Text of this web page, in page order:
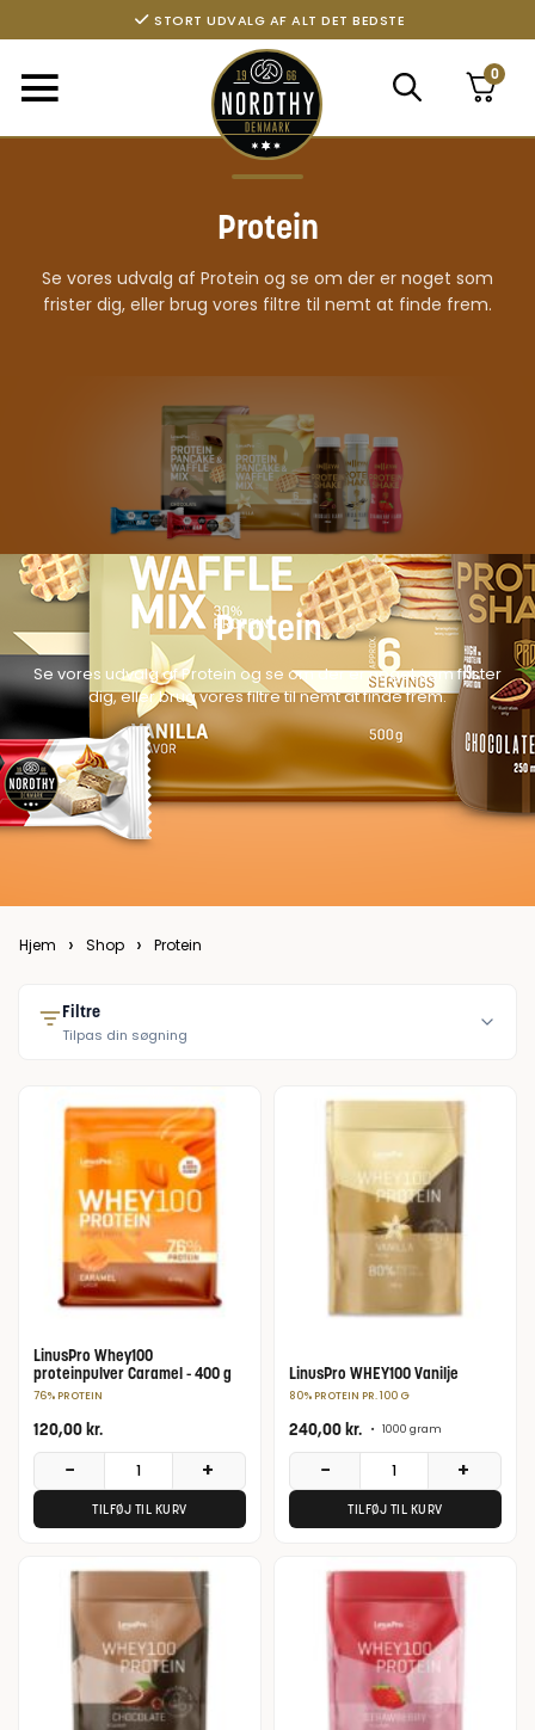
STORT UDVALG AF ALT DET BEDSTE
0
Protein
Se vores udvalg af Protein og se om der er noget som
frister dig, eller brug vores filtre til nemt at finde frem.
Protein
Se vores udvalg af Protein og se om der er noget som frister
dig, eller brug vores filtre til nemt at finde frem.
Hjem › Shop › Protein
Filtre
Tilpas din søgning
LinusPro Whey100
proteinpulver Caramel - 400 g
76% PROTEIN
120,00kr.
− +
TILFØJ TIL KURV
LinusPro WHEY100 Vanilje
80% PROTEIN PR. 100 G
240,00kr. • 1000 gram
− +
TILFØJ TIL KURV